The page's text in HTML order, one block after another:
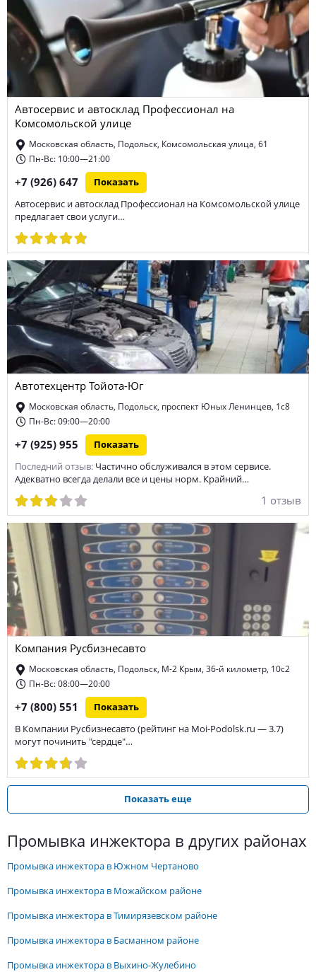
Автосервис и автосклад Профессионал на
Комсомольской улице
Московская область, Подольск, Комсомольская улица, 61
Пн-Вс: 10:00—21:00
+7 (926) 647 Показать
Автосервис и автосклад Профессионал на Комсомольской улице
предлагает свои услуги…
Автотехцентр Тойота-Юг
Московская область, Подольск, проспект Юных Ленинцев, 1с8
Пн-Вс: 09:00—20:00
+7 (925) 955 Показать
Последний отзыв: Частично обслуживался в этом сервисе.
Адекватно всегда делали все и цены норм. Крайний…
1 отзыв
Компания Русбизнесавто
Московская область, Подольск, М-2 Крым, 36-й километр, 10с2
Пн-Вс: 08:00—20:00
+7 (800) 551 Показать
В Компании Русбизнесавто (рейтинг на Moi-Podolsk.ru — 3.7)
могут починить "сердце"…
Показать еще
промывка инжектора в других районах
промывка инжектора в Южном Чертаново
промывка инжектора в Можайском районе
промывка инжектора в Тимирязевском районе
промывка инжектора в Басманном районе
промывка инжектора в Выхино-Жулебино